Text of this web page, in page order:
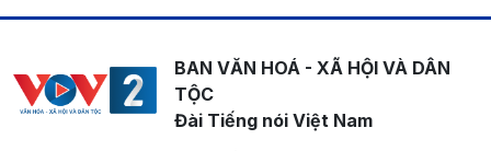
BAN VĂN HOÁ - XÃ HỘI VÀ DÂN
TỘC
Đài Tiếng nói Việt Nam